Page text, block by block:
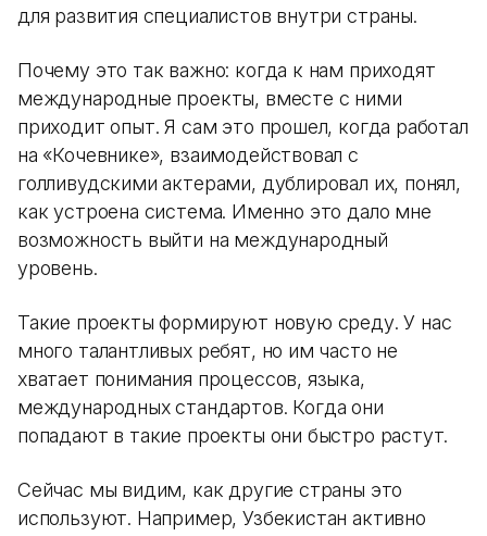
для развития специалистов внутри страны.
Почему это так важно: когда к нам приходят
международные проекты, вместе с ними
приходит опыт. Я сам это прошел, когда работал
на «Кочевнике», взаимодействовал с
голливудскими актерами, дублировал их, понял,
как устроена система. Именно это дало мне
возможность выйти на международный
уровень.
Такие проекты формируют новую среду. У нас
много талантливых ребят, но им часто не
хватает понимания процессов, языка,
международных стандартов. Когда они
попадают в такие проекты они быстро растут.
Сейчас мы видим, как другие страны это
используют. Например, Узбекистан активно